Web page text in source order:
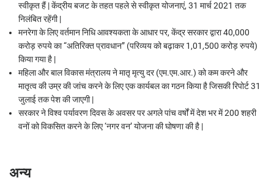
स्वीकृत हैं | केंद्रीय बजट के तहत पहले से स्वीकृत योजनाएं, 31 मार्च 2021 तक
निलंबित रहेंगी|
मनरेगा के लिए वर्तमान निधि आवश्यकता के आधार पर, केंद्र सरकार द्वारा40,000
करोड़ रुपये का “अतिरिक्त प्रावधान” (परिव्यय को बढ़ाकर1,01,500 करोड़ रुपये)
किया गया है |
महिला और बाल विकास मंत्रालय ने मातृ मृत्यु दर (एम.एम.आर.) को कम करने और
मातृत्व की उम्र की जांच करने के लिए एक कार्यबल का गठन किया है जिसकी रिपोर्ट31
जुलाई तक पेश की जाएगी|
सरकार ने विश्व पर्यावरण दिवस के अवसर पर अगले पांच वर्षों में देश भरमें200 शहरी
वनों को विकसित करने के लिए ‘नगर वन’ योजना की घोषणा की है |
अन्य